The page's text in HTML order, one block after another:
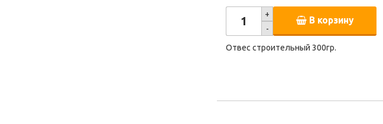
+
-
В корзину
Отвес строительный 300гр.